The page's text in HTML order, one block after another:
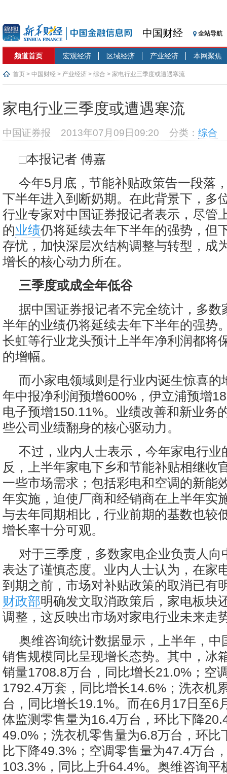
中国财经 全站导航
频道首页 宏观经济 区域经济 产业经济 本网聚焦
首页 > 中国财经 > 产业经济 > 综合 > 家电行业三季度或遭遇寒流
家电行业三季度或遭遇寒流
中国证券报 2013年07月09日09:20 分类： 综合
□本报记者 傅嘉
今年5月底，节能补贴政策告一段落
下半年进入到断奶期。在此背景下，多
行业专家对中国证券报记者表示，尽管
的业绩仍将延续去年下半年的强势，但
存忧，加快深层次结构调整与转型，成
增长的核心动力所在。
三季度或成全年低谷
据中国证券报记者不完全统计，多数
半年的业绩仍将延续去年下半年的强势
长虹等行业龙头预计上半年净利润都将
的增幅。
而小家电领域则是行业内诞生惊喜的
年中报净利润预增600%，伊立浦预增
电子预增150.11%。业绩改善和新业务
些公司业绩翻身的核心驱动力。
不过，业内人士表示，今年家电行业
反，上半年家电下乡和节能补贴相继收
一些市场需求；包括彩电和空调的新能
年实施，迫使厂商和经销商在上半年实
与去年同期相比，行业前期的基数也较
增长率十分可观。
对于三季度，多数家电企业负责人向
表达了谨慎态度。业内人士认为，在家
到期之前，市场对补贴政策的取消已有
财政部明确发文取消政策后，家电板块
调整，这反映出市场对家电行业未来走
奥维咨询统计数据显示，上半年，中
销售规模同比呈现增长态势。其中，冰
销量1708.8万台，同比增长21.0%；空
1792.4万套，同比增长14.6%；洗衣机
台，同比增长19.1%。而在6月17日至6
体监测零售量为16.4万台，环比下降
49.0%；洗衣机零售量为6.8万台，环比
比下降49.3%；空调零售量为47.4万台
103.3%，同比上升64.4%。奥维咨询平